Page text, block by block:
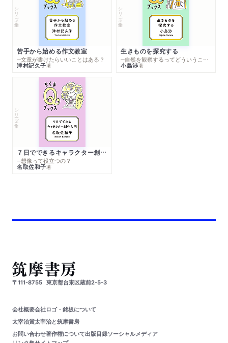
シリーズ・全集
苦手から始める作文教室
─文章が書けたらいいことはある？
津村記久子著
シリーズ・全集
生きものを探究する
─自然を観察するってどういうこと？
小島渉著
シリーズ・全集
７日でできるキャラクター創作入門
─想像って役立つの？
名取佐和子著
〒111-8755 東京都台東区蔵前2-5-3
会社概要会社ロゴ・銘板について
太宰治賞太宰治と筑摩書房
お問い合わせ著作権について出版目録ソーシャルメディア